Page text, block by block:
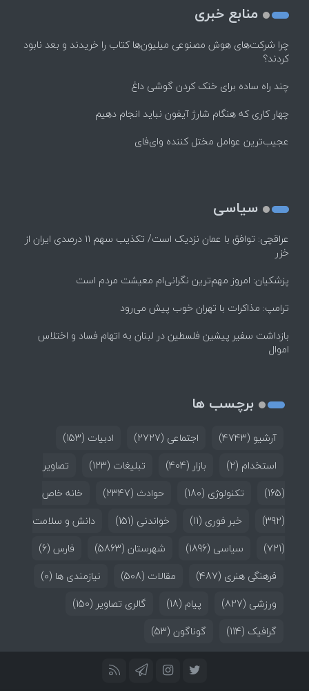
منابع خبری
چرا شرکت‌های هوش مصنوعی میلیون‌ها کتاب را خریدند و بعد نابود
کردند؟
چند راه‌ ساده برای خنک کردن گوشی داغ
چهار کاری که هنگام شارژ آیفون نباید انجام دهیم
عجیب‌ترین عوامل مختل کننده وای‌فای
سیاسی
عراقچی: توافق با عمان نزدیک است/ تکذیب سهم ۱۱ درصدی ایران از
خزر
پزشکیان: امروز مهم‌ترین نگرانی‌ام معیشت مردم است
ترامپ: مذاکرات با تهران خوب پیش می‌رود
بازداشت سفیر پیشین فلسطین در لبنان به اتهام فساد و اختلاس
اموال
برچسب ها
آرشیو (4743) اجتماعی (2727) ادبیات (153)
استخدام (2) بازار (404) تبلیغات (123)
تصاویر
(165)
تکنولوژی (180) حوادث (2347)
خانه خاص
(392)
خبر فوری (11) خواندنی (151)
دانش و سلامت
(721)
سیاسی (1896) شهرستان (5863) فارس (6)
فرهنگی هنری (487) مقالات (508) نیازمندی ها (0)
ورزشی (827) پیام (18) گالری تصاویر (150)
گرافیک (114) گوناگون (53)